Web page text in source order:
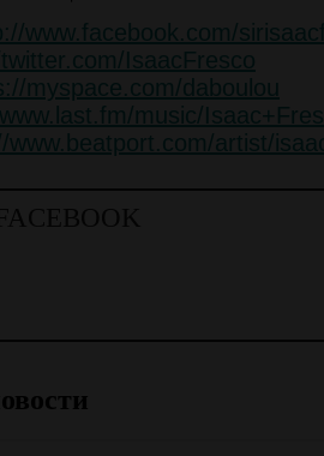
www.facebook.com/
IsaacFresco
myspace.com/daboulou
music/
www.beatport.com/artist/